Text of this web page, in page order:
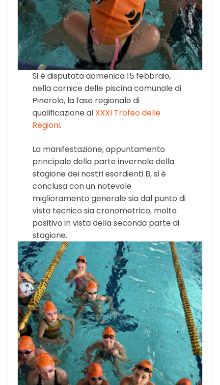
Si è disputata domenica 15 febbraio,
nella cornice delle piscina comunale di
Pinerolo, la fase regionale di
qualificazione al XXXI Trofeo delle
Regioni.
La manifestazione, appuntamento
principale della parte invernale della
stagione dei nostri esordienti B, si è
conclusa con un notevole
miglioramento generale sia dal punto di
vista tecnico sia cronometrico, molto
positivo in vista della seconda parte di
stagione.